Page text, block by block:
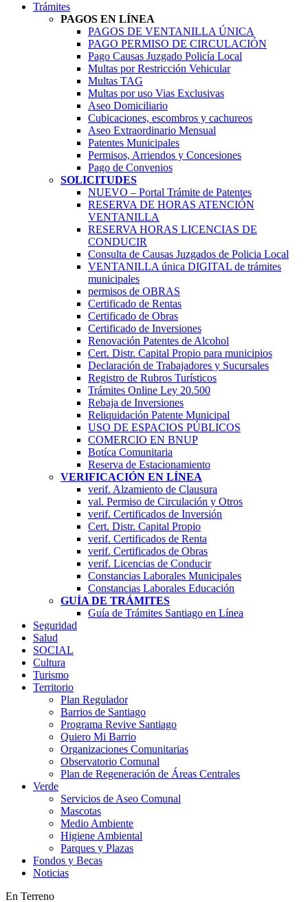
Trámites
PAGOS EN LÍNEA
PAGOS DE VENTANILLA ÚNICA
PAGO PERMISO DE CIRCULACIÓN
Pago Causas Juzgado Policía Local
Multas por Restricción Vehicular
Multas TAG
Multas por uso Vias Exclusivas
Aseo Domiciliario
Cubicaciones, escombros y cachureos
Aseo Extraordinario Mensual
Patentes Municipales
Permisos, Arriendos y Concesiones
Pago de Convenios
SOLICITUDES
NUEVO – Portal Trámite de Patentes
RESERVA DE HORAS ATENCIÓN
VENTANILLA
RESERVA HORAS LICENCIAS DE
CONDUCIR
Consulta de Causas Juzgados de Policia Local
VENTANILLA única DIGITAL de trámites
municipales
permisos de OBRAS
Certificado de Rentas
Certificado de Obras
Certificado de Inversiones
Renovación Patentes de Alcohol
Cert. Distr. Capital Propio para municipios
Declaración de Trabajadores y Sucursales
Registro de Rubros Turí­sticos
Trámites Online Ley 20.500
Rebaja de Inversiones
Reliquidación Patente Municipal
USO DE ESPACIOS PÚBLICOS
COMERCIO EN BNUP
Botíca Comunitaria
Reserva de Estacionamiento
VERIFICACIÓN EN LÍNEA
verif. Alzamiento de Clausura
val. Permiso de Circulación y Otros
verif. Certificados de Inversión
Cert. Distr. Capital Propio
verif. Certificados de Renta
verif. Certificados de Obras
verif. Licencias de Conducir
Constancias Laborales Municipales
Constancias Laborales Educación
GUÍA DE TRÁMITES
Guía de Trámites Santiago en Línea
Seguridad
Salud
SOCIAL
Cultura
Turismo
Territorio
Plan Regulador
Barrios de Santiago
Programa Revive Santiago
Quiero Mi Barrio
Organizaciones Comunitarias
Observatorio Comunal
Plan de Regeneración de Áreas Centrales
Verde
Servicios de Aseo Comunal
Mascotas
Medio Ambiente
Higiene Ambiental
Parques y Plazas
Fondos y Becas
Noticias
En Terreno